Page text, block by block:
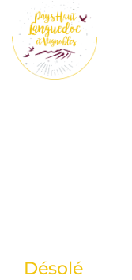
Désolé